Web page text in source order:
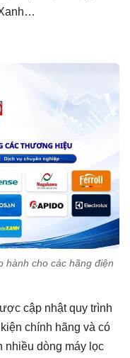
hành cho các hãng điện
cập nhật quy trình
chính hãng và có
nhiều dòng máy lọc